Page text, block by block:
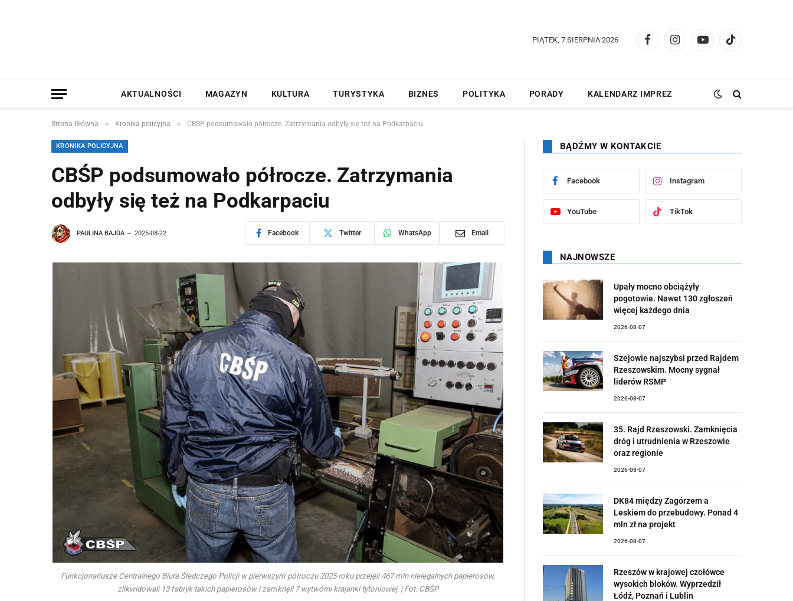
PIĄTEK, 7 SIERPNIA 2026
FacebookInstagramYouTubeTikTok
AKTUALNOŚCI MAGAZYN KULTURA TURYSTYKA BIZNES POLITYKA PORADY KALENDARZ IMPREZ
Strona Główna » Kronika policyjna » CBŚP podsumowało półrocze. Zatrzymania odbyły się też na Podkarpaciu
KRONIKA POLICYJNA
CBŚP podsumowało półrocze. Zatrzymania
odbyły się też na Podkarpaciu
PAULINA BAJDA 2025-08-22 Facebook Twitter WhatsApp Email
Funkcjonariusze Centralnego Biura Śledczego Policji w pierwszym półroczu 2025 roku przejęli 467 mln nielegalnych papierosów,
zlikwidowali 13 fabryk takich papierosów i zamknęli 7 wytwórni krajanki tytoniowej. | Fot. CBŚP
BĄDŹMY W KONTAKCIE
Facebook Instagram
YouTube TikTok
NAJNOWSZE
Upały mocno obciążyły
pogotowie. Nawet 130 zgłoszeń
więcej każdego dnia
2026-08-07
Szejowie najszybsi przed Rajdem
Rzeszowskim. Mocny sygnał
liderów RSMP
2026-08-07
35. Rajd Rzeszowski. Zamknięcia
dróg i utrudnienia w Rzeszowie
oraz regionie
2026-08-07
DK84 między Zagórzem a
Leskiem do przebudowy. Ponad 4
mln zł na projekt
2026-08-07
Rzeszów w krajowej czołówce
wysokich bloków. Wyprzedził
Łódź, Poznań i Lublin